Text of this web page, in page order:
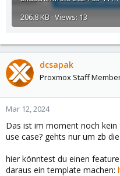
206.8 KB · Views: 13
dcsapak
Proxmox Staff
Mar 12, 2024
Das ist im moment noch
use case? gehts nur um zb
hier könntest du einen
daraus ein template machen: